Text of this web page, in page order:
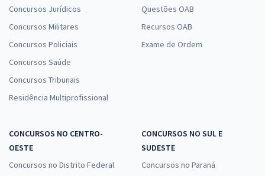
Concursos Jurídicos
Concursos Militares
Concursos Policiais
Concursos Saúde
Concursos Tribunais
Residência Multiprofissional
Questões OAB
Recursos OAB
Exame de Ordem
CONCURSOS NO CENTRO-
OESTE
Concursos no Distrito Federal
CONCURSOS NO SUL E
SUDESTE
Concursos no Paraná